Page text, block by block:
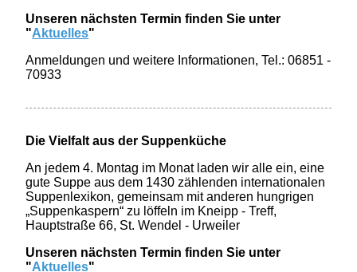
Unseren nächsten Termin finden Sie unter
"Aktuelles"
Anmeldungen und weitere Informationen, Tel.: 06851 -
70933
Die Vielfalt aus der Suppenküche
An jedem 4. Montag im Monat laden wir alle ein, eine
gute Suppe aus dem 1430 zählenden internationalen
Suppenlexikon, gemeinsam mit anderen hungrigen
„Suppenkaspern“ zu löffeln im Kneipp - Treff,
Hauptstraße 66, St. Wendel - Urweiler
Unseren nächsten Termin finden Sie unter
"Aktuelles"